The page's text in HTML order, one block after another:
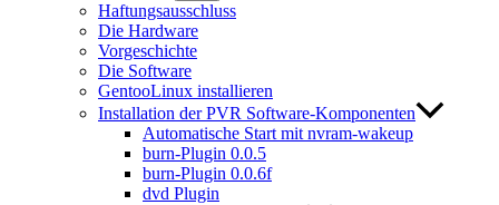
Haftungsausschluss
Die Hardware
Vorgeschichte
Die Software
GentooLinux installieren
Installation der PVR Software-Komponenten
Automatische Start mit nvram-wakeup
burn-Plugin 0.0.5
burn-Plugin 0.0.6f
dvd Plugin